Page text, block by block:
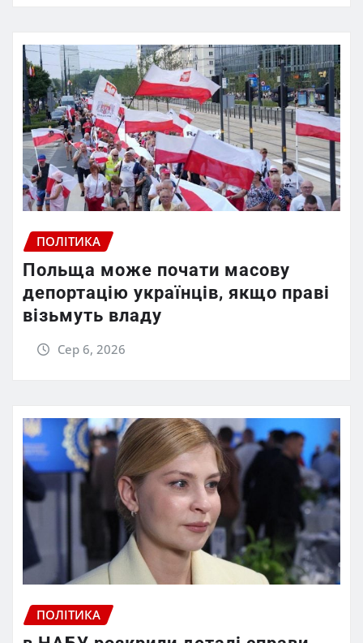
ПОЛІТИКА
Польща може почати масову
депортацію українців, якщо праві
візьмуть владу
Сер 6, 2026
ПОЛІТИКА